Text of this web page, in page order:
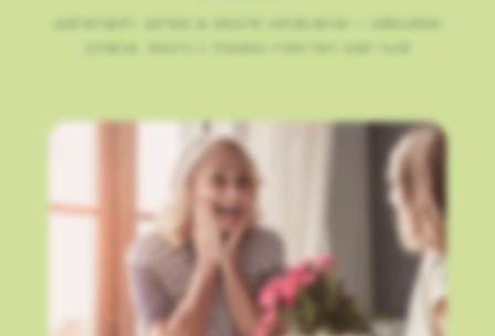
Adrenalín, stres a skoré vstávanie – zákulisie
práce, ktorú v Česku robí len pár ľudí